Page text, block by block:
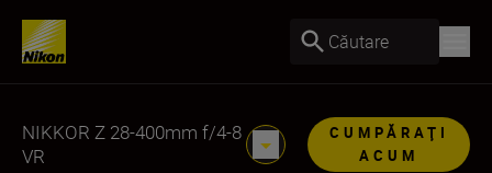
Căutare
NIKKOR Z 28-400mm f/4-8
VR
CUMPĂRAŢI
ACUM